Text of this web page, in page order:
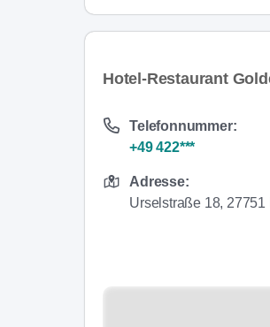
Hotel-Restaurant
Telefonnummer:
+49 422***
Adresse:
Urselstraße 18, 27751